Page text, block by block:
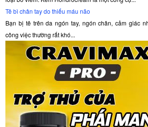
Tê bì chân tay do thiếu máu não
Bạn bị tê trên da ngón tay, ngón chân, cảm giác
công việc thường rất khó...